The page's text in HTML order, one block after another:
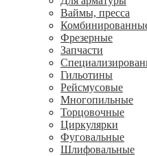
Ваймы, пресса
Фрезерные
Запчасти
Гильотины
Рейсмусовые
Многопильные
Торцовочные
Циркулярки
Фуговальные
Шлифовальные